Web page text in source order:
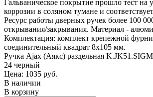
Гальваническое покрытие прошло тест на
коррозии в соляном тумане и
Ресурс работы дверных ручек более 100
открывания/закрывания. Материал -
Комплектация: комплект крепежной
соединительный квадрат 8x105 мм.
Ручка Ajax (Аякс) раздельная
24 черный
Цена: 1035 руб.
В наличии
В корзину